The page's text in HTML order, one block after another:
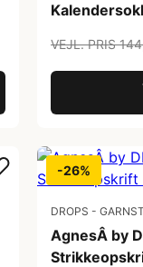
VEJL. PRIS
-26%
DROPS -
AgnesÂ by